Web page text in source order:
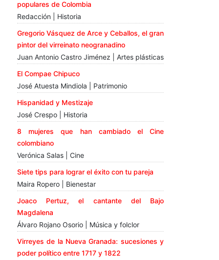
populares de Colombia
Redacción | Historia
Gregorio Vásquez de Arce y Ceballos, el gran
pintor del virreinato neogranadino
Juan Antonio Castro Jiménez | Artes plásticas
El Compae Chipuco
José Atuesta Mindiola | Patrimonio
Hispanidad y Mestizaje
José Crespo | Historia
8 mujeres que han cambiado el Cine
colombiano
Verónica Salas | Cine
Siete tips para lograr el éxito con tu pareja
Maira Ropero | Bienestar
Joaco Pertuz, el cantante del Bajo
Magdalena
Álvaro Rojano Osorio | Música y folclor
Virreyes de la Nueva Granada: sucesiones y
poder político entre 1717 y 1822